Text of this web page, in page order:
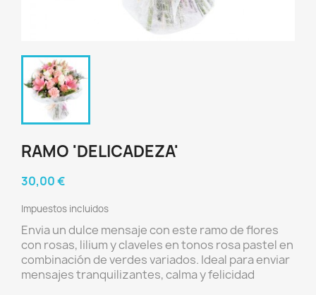
RAMO 'DELICADEZA'
30,00 €
Impuestos incluidos
Envia un dulce mensaje con este ramo de flores
con rosas, lilium y clavelesen tonos rosa pastelen
combinación de verdes variados. Ideal para enviar
mensajes tranquilizantes, calma y felicidad